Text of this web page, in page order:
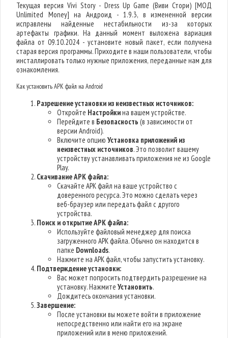
Текущая версия Vivi Story - Dress Up Game (Виви Стори) [МОД
Unlimited Money] на Андроид - 1.9.3, в измененной версии
исправлены найденные нестабильности из-за которых
артефакты графики. На данный момент выложена вариация
файла от 09.10.2024 - установите новый пакет, если получена
старая версия программы. Приходите в наши пользователи, чтобы
инсталлировать только нужные приложения, переданные нам для
ознакомления.
Как установить APK файл на Android
Разрешение установки из неизвестных источников:
Откройте Настройкина вашем устройстве.
Перейдите в Безопасность (в зависимости от
версии Android).
Включите опциюУстановка приложений из
неизвестных источников. Это позволит вашему
устройству устанавливать приложения не из Google
Play.
Скачивание APK файла:
Скачайте APK файл на ваше устройство с
доверенного ресурса. Это можно сделать через
веб-браузер или передать файл с другого
устройства.
Поиск и открытие APK файла:
Используйте файловый менеджер для поиска
загруженного APK файла. Обычно он находится в
папке Downloads.
Нажмите на APK файл, чтобы запустить установку.
Подтверждение установки:
Вас может попросить подтвердить разрешение на
установку. НажмитеУстановить.
Дождитесь окончания установки.
Завершение:
После установки вы можете войти в приложение
непосредственно или найти его на экране
приложений или в меню приложений.